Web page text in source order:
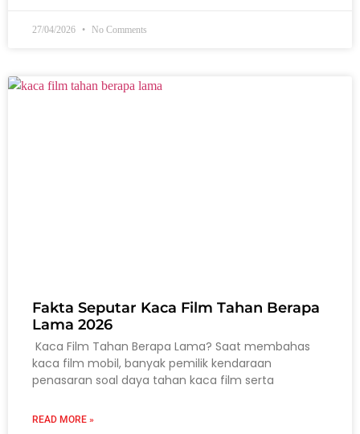
27/04/2026 No Comments
Fakta Seputar Kaca Film Tahan Berapa
Lama 2026
Kaca Film Tahan Berapa Lama? Saat membahas
kaca film mobil, banyak pemilik kendaraan
penasaran soal daya tahan kaca film serta
READ MORE »